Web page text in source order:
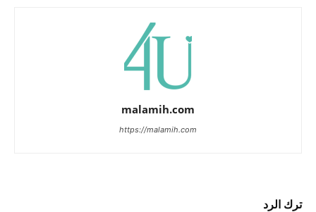
malamih.com
https://malamih.com
ترك الرد